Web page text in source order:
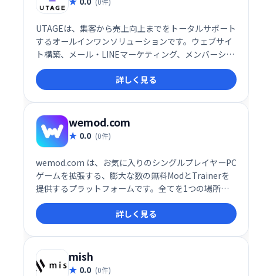
UTAGEは、集客から売上向上までをトータルサポート
するオールインワンソリューションです。ウェブサイ
ト構築、メール・LINEマーケティング、メンバーシッ
プ管理、決済処理、顧客情報管理、業務自動化など、
ビジネスに必要な機能を網羅。煩雑な作業を効率化
し、売上アップを実現します。集客や売上向上でお悩
みの事業者様は、ぜひUTAGEをご検討ください。
詳しく見る
wemod.com
0.0 (0件)
wemod.com は、お気に入りのシングルプレイヤーPC
ゲームを拡張する、膨大な数の無料ModとTrainerを
提供するプラットフォームです。全てを1つの場所に
集約し、簡単にアクセスできます。ゲームプレイをカ
スタマイズし、新たな楽しみ方を見つけましょう！数
千ものModとTrainerが、あなたのゲーム体験をレベ
ルアップさせます。wemod.comで、今すぐお好みの
ゲームを探して、プレイスタイルを自由にカスタマイ
ズしましょう！
詳しく見る
mish
0.0 (0件)